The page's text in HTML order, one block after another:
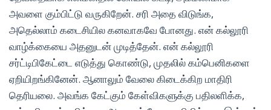
அவளை கும்பிட்டு வருகிறேன். சரி அதை விடுங்க,
அதெல்லாம் கடைசியில கனவாகவே போனது. என் கல்லூரி
வாழ்க்கையை அதனுடன் முடித்தேன். என் கல்லூரி
சர்ட்டிபிகேட்டை எடுத்து கொண்டு, முதலில் கம்பெனிகளை
ஏறியிறங்கினேன். ஆனாலும் வேலை கிடைக்கிற மாதிரி
தெரியலை. அவங்க கேட்கும் கேள்விகளுக்கு பதிலளிக்க,